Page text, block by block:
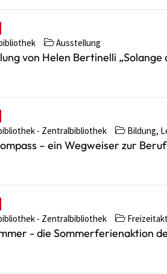
Ausstellung
von Helen Bertinelli „Solange
- Zentralbibliothek Bildung,
– ein Wegweiser zur
- Zentralbibliothek
- die Sommerferienaktion